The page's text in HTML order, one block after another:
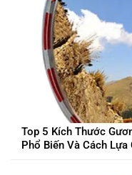
Top 5 Kích Thước
Phổ Biến Và Cách Lựa